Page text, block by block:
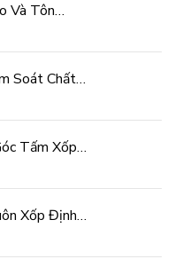
Và Tôn
Soát Chất
Tấm Xốp
Xốp Định